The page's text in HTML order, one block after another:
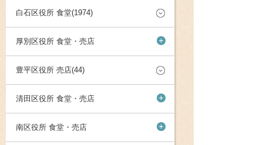
白石区役所 食堂(1974)
厚別区役所 食堂・売店 +
豊平区役所 売店(44)
清田区役所 食堂・売店 +
南区役所 食堂・売店 +